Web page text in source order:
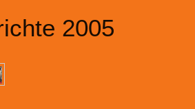
2005